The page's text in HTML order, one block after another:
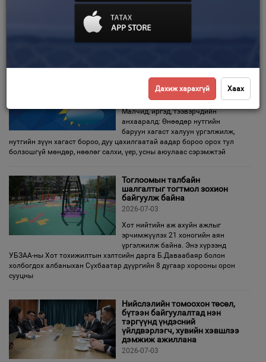
ЗУНЫ ДУНД ХӨХ МОРЬ САРЫН
БИЛГИЙН ТООЛЛЫН 19 ДӨРВӨН
НОГООН ШАРАГЧИН ТУУЛАЙ ӨДӨР
хэм дулаан байна
Малчид, иргэд, тээвэрчдийн
анхааралд: Өнөөдөр нутгийн
баруун хагаст халуун үргэлжилж,
нутгийн зүүн хагаст бороо, дуу цахилгаатай аадар бороо орох тул
болзошгүй мөндөр, нөөлөг салхи, үер, усны аюулаас сэрэмжтэй
Тоглоомын талбайн
шалгалтыг тогтмол зохион
байгуулж байна
2026-07-03
Хот нийтийн аж ахуйн ажлыг
эрчимжүүлэх 21 хоногийн аян
үргэлжилж байна. Энэ хүрээнд
УБЗАА-ны Хот тохижилтын хэлтсийн дарга Б.Даваабаяр болон
холбогдох албаныхан Сүхбаатар дүүргийн 8 дугаар хорооны орон
сууцны
Нийслэлийн томоохон төсөл,
бүтээн байгуулалтад нэн
тэргүүнд үндэсний
үйлдвэрлэгч, хувийн хэвшлээ
дэмжиж ажиллана
2026-07-03
Дахиж харахгүй Хаах